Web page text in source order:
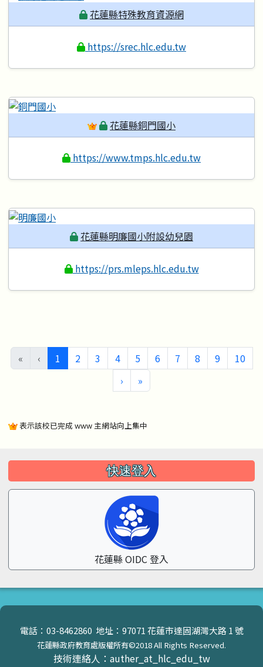
花蓮縣特殊教育資源網
https://srec.hlc.edu.tw
花蓮縣銅門國小
https://www.tmps.hlc.edu.tw
花蓮縣明廉國小附設幼兒園
https://prs.mleps.hlc.edu.tw
« ‹ 1 (目前頁次)
2 3 4 5 6 7 8 9
10
›下一頁
»最後頁
表示該校已完成 www 主網站向上集中
左邊區域內容 快速登入
花蓮縣 OIDC 登入
頁尾區域內容
電話：03-8462860 地址：97071 花蓮市達固湖灣大路 1 號
花蓮縣政府教育處版權所有©2018 All Rights Reserved.
技術連絡人：auther_at_hlc_edu_tw